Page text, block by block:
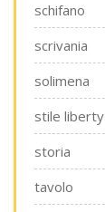
schifano
scrivania
solimena
stile liberty
storia
tavolo